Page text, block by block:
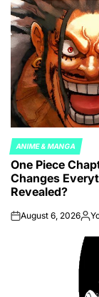
POSTED
IN
ANIME & MANGA
One Piece
Changes
Revealed?
onAugust 6, 2026